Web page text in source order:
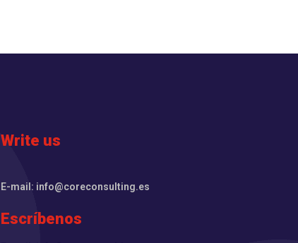
Write us
E-mail: info@coreconsulting.es
Escríbenos